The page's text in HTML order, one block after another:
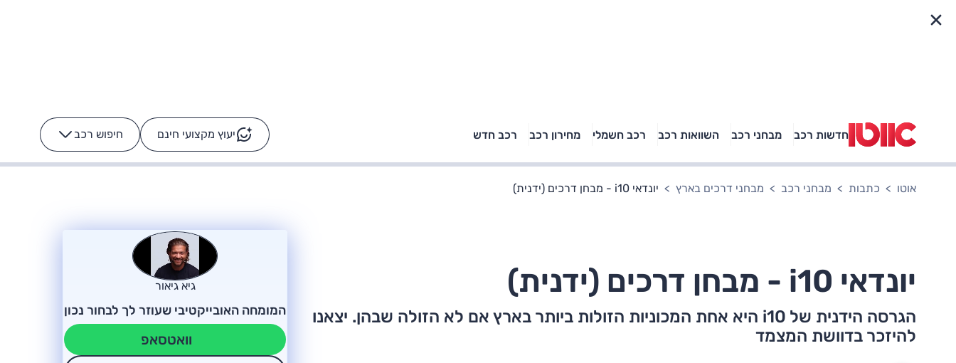
חדשות רכב מבחני רכב השוואות רכב רכב חשמלי מחירון רכב רכב חדש יעוץ מקצועי חינם חיפוש רכב -
באיזה רכב פנאי נוסעת
טויוטה ראב 4, קיה
ספורטאז' לונג ויונדאי
הנייר ועל הכביש
רכבי הסלבס: על מה נוסע
הרכב לא מתקלקל. המסך
כן
אוטו כתבות מבחני רכב מבחני דרכים בארץ יונדאי i10 - מבחן דרכים (ידנית)
יונדאי i10 - מבחן דרכים (ידנית)
הגרסה הידנית של i10 היא אחת המכוניות הזולות ביותר בארץ אם לא הזולה שבהן. יצאנו
להיזכר בדוושת המצמד
גיא גיאור
המומחה האובייקטיבי שעוזר לך לבחור נכון
וואטסאפ